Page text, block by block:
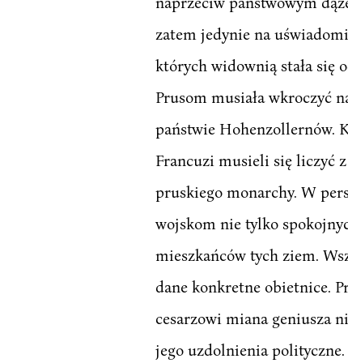
zatem jedynie na
których widownią stała się
Prusom musiała wkroczyć
państwie Hohenzollernów.
Francuzi musieli się liczyć
pruskiego monarchy. W
wojskom nie tylko
mieszkańców tych ziem.
dane konkretne obietnice.
cesarzowi miana geniusza
jego uzdolnienia